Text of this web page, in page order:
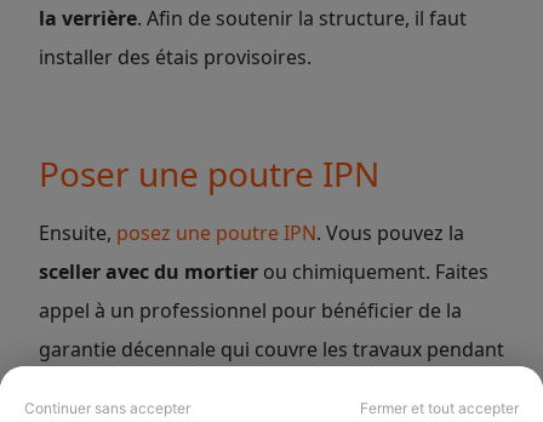
Continuer sans accepter Fermer et tout accepter
la verrière. Afin de soutenir la structure, il faut
installer des étais provisoires.
Poser une poutre IPN
Ensuite, posez une poutre IPN. Vous pouvez la
sceller avec du mortier ou chimiquement. Faites
appel à un professionnel pour bénéficier de la
garantie décennale qui couvre les travaux pendant